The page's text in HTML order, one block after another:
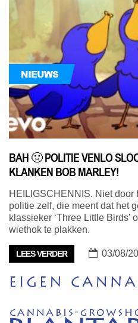
NIEUWS
BAH 🤢 POLITIE VENLO
KLANKEN BOB MARLEY!
HEILIGSCHENNIS. Niet door
politie zelf, die meent dat het
klassieker ‘Three Little Birds’
wiethok te plakken.
LEES VERDER 03/08/